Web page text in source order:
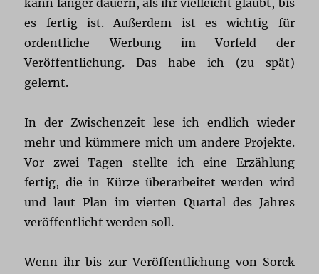
kann länger dauern, als ihr vielleicht glaubt, bis
es fertig ist. Außerdem ist es wichtig für
ordentliche Werbung im Vorfeld der
Veröffentlichung. Das habe ich (zu spät)
gelernt.
In der Zwischenzeit lese ich endlich wieder
mehr und kümmere mich um andere Projekte.
Vor zwei Tagen stellte ich eine Erzählung
fertig, die in Kürze überarbeitet werden wird
und laut Plan im vierten Quartal des Jahres
veröffentlicht werden soll.
Wenn ihr bis zur Veröffentlichung von Sorck